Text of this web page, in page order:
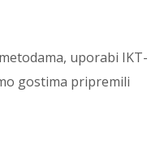
uporabi IKT-
gostima pripremili